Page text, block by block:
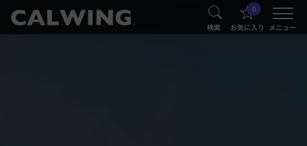
® 検索
0
お気に入り メニュー
®